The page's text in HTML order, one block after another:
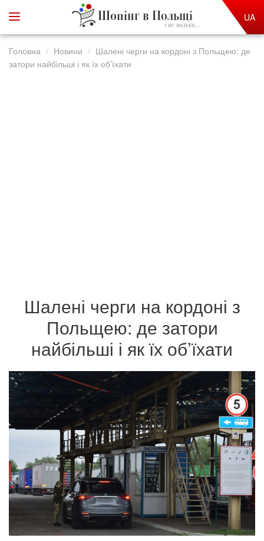
Шопінг в Польщі
і не тільки...
UA
Головна Новини
Шалені черги на кордоні з Польщею: де
затори найбільші і як їх об’їхати
Шалені черги на кордоні з
Польщею: де затори
найбільші і як їх об’їхати